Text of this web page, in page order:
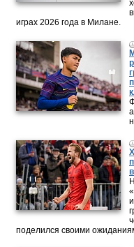
играх 2026 года в Милане.
поделился своими